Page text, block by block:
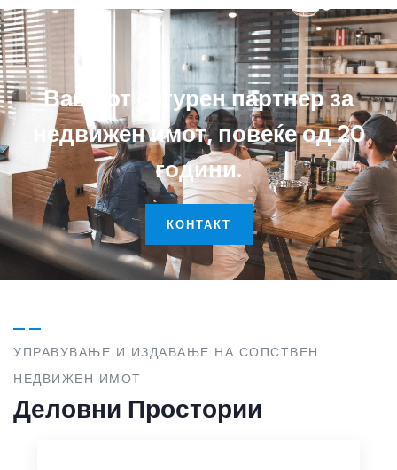
Вашиот сигурен партнер за
недвижен имот, повеќе од 20
години.
КОНТАКТ
УПРАВУВАЊЕ И ИЗДАВАЊЕ НА СОПСТВЕН
НЕДВИЖЕН ИМОТ
Деловни Простории